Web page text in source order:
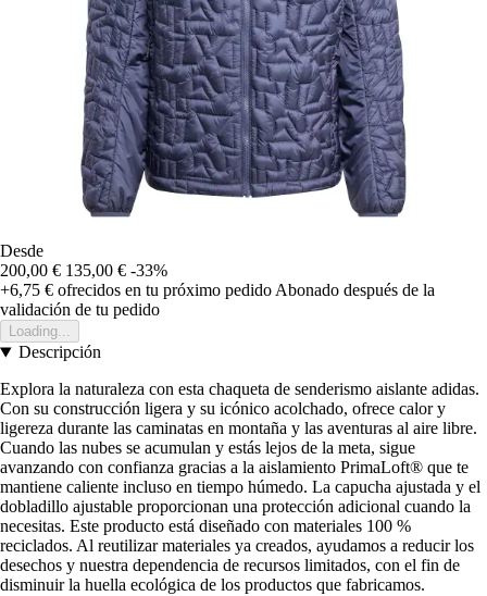
Desde
200,00 € 135,00 € -33%
+6,75 € ofrecidos en tu próximo pedidoAbonado después de la
validación de tu pedido
Loading...
Descripción
Explora la naturaleza con esta chaqueta de senderismo aislante adidas.
Con su construcción ligera y su icónico acolchado, ofrece calor y
ligereza durante las caminatas en montaña y las aventuras al aire libre.
Cuando las nubes se acumulan y estás lejos de la meta, sigue
avanzando con confianza gracias a la aislamiento PrimaLoft® que te
mantiene caliente incluso en tiempo húmedo. La capucha ajustada y el
dobladillo ajustable proporcionan una protección adicional cuando la
necesitas. Este producto está diseñado con materiales 100 %
reciclados. Al reutilizar materiales ya creados, ayudamos a reducir los
desechos y nuestra dependencia de recursos limitados, con el fin de
disminuir la huella ecológica de los productos que fabricamos.